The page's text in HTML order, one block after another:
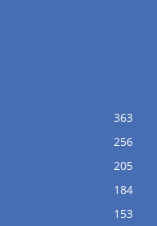
363
256
205
184
153